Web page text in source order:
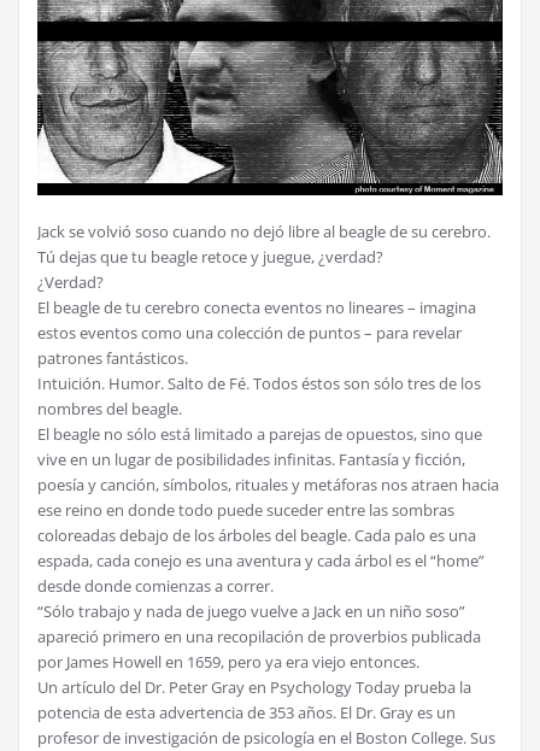
Jack se volvió soso cuando no dejó libre al beagle de su cerebro.
Tú dejas que tu beagle retoce y juegue, ¿verdad?
¿Verdad?
El beagle de tu cerebro conecta eventos no lineares – imagina
estos eventos como una colección de puntos – para revelar
patrones fantásticos.
Intuición. Humor. Salto de Fé. Todos éstos son sólo tres de los
nombres del beagle.
El beagle no sólo está limitado a parejas de opuestos, sino que
vive en un lugar de posibilidades infinitas. Fantasía y ficción,
poesía y canción, símbolos, rituales y metáforas nos atraen hacia
ese reino en donde todo puede suceder entre las sombras
coloreadas debajo de los árboles del beagle. Cada palo es una
espada, cada conejo es una aventura y cada árbol es el “home”
desde donde comienzas a correr.
“Sólo trabajo y nada de juego vuelve a Jack en un niño soso”
apareció primero en una recopilación de proverbios publicada
por James Howell en 1659, pero ya era viejo entonces.
Un artículo del Dr. Peter Gray en Psychology Today prueba la
potencia de esta advertencia de 353 años. El Dr. Gray es un
profesor de investigación de psicología en el Boston College. Sus